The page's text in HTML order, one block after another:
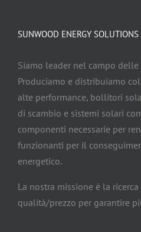
SUNWOOD ENERGY SOLUTIONS
Siamo leader nel campo
Produciamo e distribuiamo
alte performance, bollitori
di scambio e sistemi solari
componenti necessarie per
funzionanti per il
energetico.
La nostra missione è la
qualità/prezzo per garantire